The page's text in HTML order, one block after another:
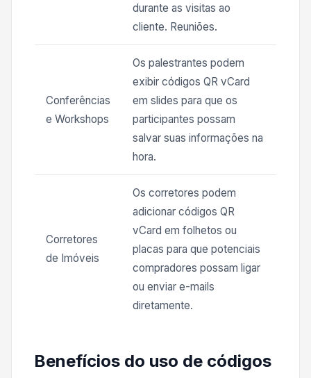
durante as visitas ao
cliente. Reuniões.
Conferências
e Workshops
Os palestrantes podem
exibir códigos QR vCard
em slides para que os
participantes possam
salvar suas informações na
hora.
Corretores
de Imóveis
Os corretores podem
adicionar códigos QR
vCard em folhetos ou
placas para que potenciais
compradores possam ligar
ou enviar e-mails
diretamente.
Benefícios do uso de códigos